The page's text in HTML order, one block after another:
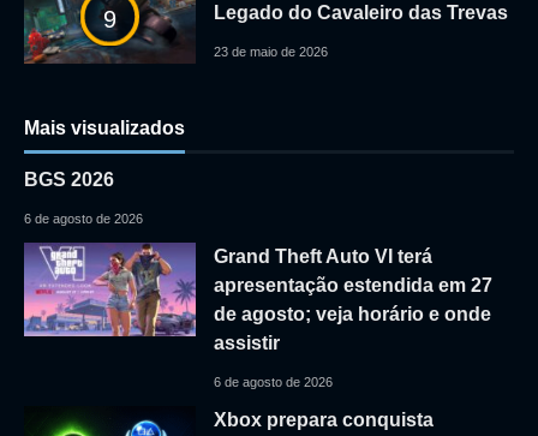
9
Legado do Cavaleiro das Trevas
23 de maio de 2026
Mais visualizados
BGS 2026
6 de agosto de 2026
Grand Theft Auto VI terá
apresentação estendida em 27
de agosto; veja horário e onde
assistir
6 de agosto de 2026
Xbox prepara conquista